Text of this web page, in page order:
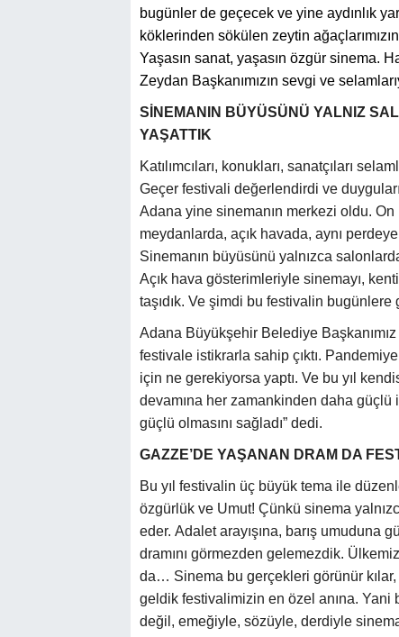
bugünler de geçecek ve yine aydınlık
köklerinden sökülen zeytin
Yaşasın sanat, yaşasın özgür sinema.
Zeydan Başkanımızın sevgi ve
SİNEMANIN BÜYÜSÜNÜ YALNIZ
YAŞATTIK
Katılımcıları, konukları, sanatçıları
Geçer festivali değerlendirdi ve
Adana yine sinemanın merkezi oldu. On
meydanlarda, açık havada, aynı
Sinemanın büyüsünü yalnızca
Açık hava gösterimleriyle sinemayı,
taşıdık. Ve şimdi bu festivalin
Adana Büyükşehir Belediye
festivale istikrarla sahip çıktı.
için ne gerekiyorsa yaptı. Ve bu yıl
devamına her zamankinden daha güçlü
güçlü olmasını sağladı” dedi.
GAZZE’DE YAŞANAN DRAM DA
Bu yıl festivalin üç büyük tema ile
özgürlük ve Umut! Çünkü sinema
eder. Adalet arayışına, barış umuduna
dramını görmezden gelemezdik.
da… Sinema bu gerçekleri görünür kılar,
geldik festivalimizin en özel anına.
değil, emeğiyle, sözüyle, derdiyle